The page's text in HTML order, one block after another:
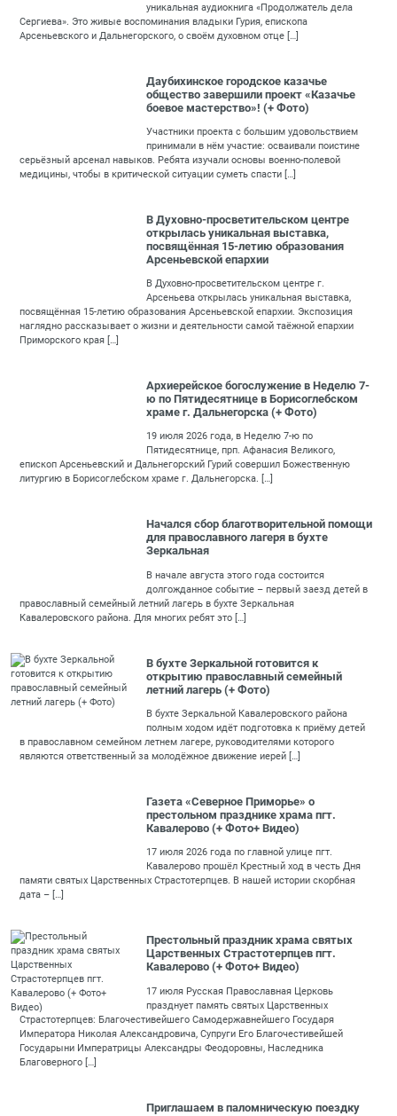
уникальная аудиокнига «Продолжатель дела
Сергиева». Это живые воспоминания владыки Гурия, епископа
Арсеньевского и Дальнегорского, о своём духовном отце […]
Даубихинское городское казачье
общество завершили проект «Казачье
боевое мастерство»! (+ Фото)
Участники проекта с большим удовольствием
принимали в нём участие: осваивали поистине
серьёзный арсенал навыков. Ребята изучали основы военно-полевой
медицины, чтобы в критической ситуации суметь спасти […]
В Духовно-просветительском центре
открылась уникальная выставка,
посвящённая 15-летию образования
Арсеньевской епархии
В Духовно-просветительском центре г.
Арсеньева открылась уникальная выставка,
посвящённая 15-летию образования Арсеньевской епархии. Экспозиция
наглядно рассказывает о жизни и деятельности самой таёжной епархии
Приморского края […]
Архиерейское богослужение в Неделю 7-
ю по Пятидесятнице в Борисоглебском
храме г. Дальнегорска (+ Фото)
19 июля 2026 года, в Неделю 7-ю по
Пятидесятнице, прп. Афанасия Великого,
епископ Арсеньевский и Дальнегорский Гурий совершил Божественную
литургию в Борисоглебском храме г. Дальнегорска. […]
Начался сбор благотворительной помощи
для православного лагеря в бухте
Зеркальная
В начале августа этого года состоится
долгожданное событие – первый заезд детей в
православный семейный летний лагерь в бухте Зеркальная
Кавалеровского района. Для многих ребят это […]
В бухте Зеркальной готовится к
открытию православный семейный
летний лагерь (+ Фото)
В бухте Зеркальной Кавалеровского района
полным ходом идёт подготовка к приёму детей
в православном семейном летнем лагере, руководителями которого
являются ответственный за молодёжное движение иерей […]
Газета «Северное Приморье» о
престольном празднике храма пгт.
Кавалерово (+ Фото+ Видео)
17 июля 2026 года по главной улице пгт.
Кавалерово прошёл Крестный ход в честь Дня
памяти святых Царственных Страстотерпцев. В нашей истории скорбная
дата – […]
Престольный праздник храма святых
Царственных Страстотерпцев пгт.
Кавалерово (+ Фото+ Видео)
17 июля Русская Православная Церковь
празднует память святых Царственных
Cтрастотерпцев: Благочестивейшего Самодержавнейшего Государя
Императора Николая Александровича, Супруги Его Благочестивейшей
Государыни Императрицы Александры Феодоровны, Наследника
Благоверного […]
Приглашаем в паломническую поездку